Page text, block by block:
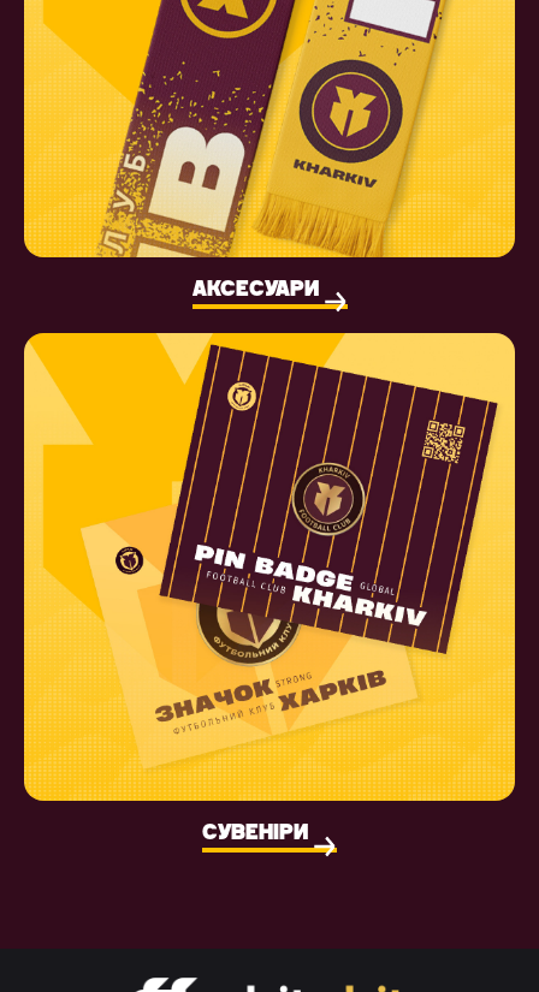
АКСЕСУАРИ
СУВЕНІРИ